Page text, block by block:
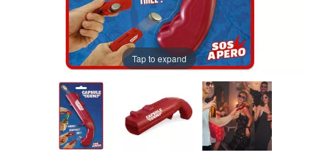
Tap to expand